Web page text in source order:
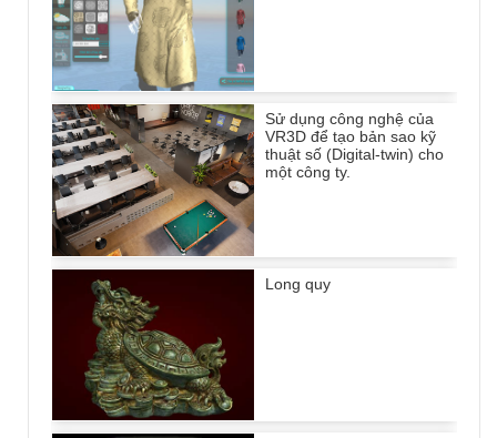
Sử dụng công nghệ của
VR3D để tạo bản sao kỹ
thuật số (Digital-twin) cho
một công ty.
Long quy